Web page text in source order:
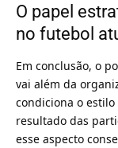
O papel
no futebol
Em conclusão, o
vai além da
condiciona o
resultado das
esse aspecto